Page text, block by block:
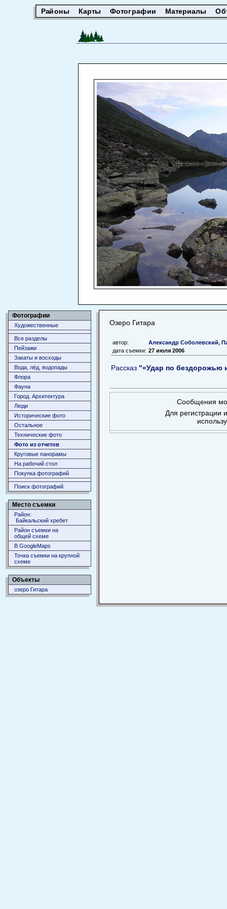
Районы Карты Фотографии Материалы
Фотографии
Художественные
Все разделы
Пейзажи
Закаты и восходы
Вода, лёд, водопады
Флора
Фауна
Город. Архитектура
Люди
Исторические фото
Остальное
Технические фото
Фото из отчетов
Круговые панорамы
На рабочий стол
Покупка фотографий
Поиск фотографий
Место съемки
Район:
Байкальский хребет
Район съемки на
общей схеме
В GoogleMaps
Точка съемки на крупной
схеме
Объекты
озеро Гитара
Озеро Гитара
автор:
Александр Соболевский,
дата съемки: 27 июля 2006
Рассказ "«Удар по бездорожью
Сообщения
Для регистрации